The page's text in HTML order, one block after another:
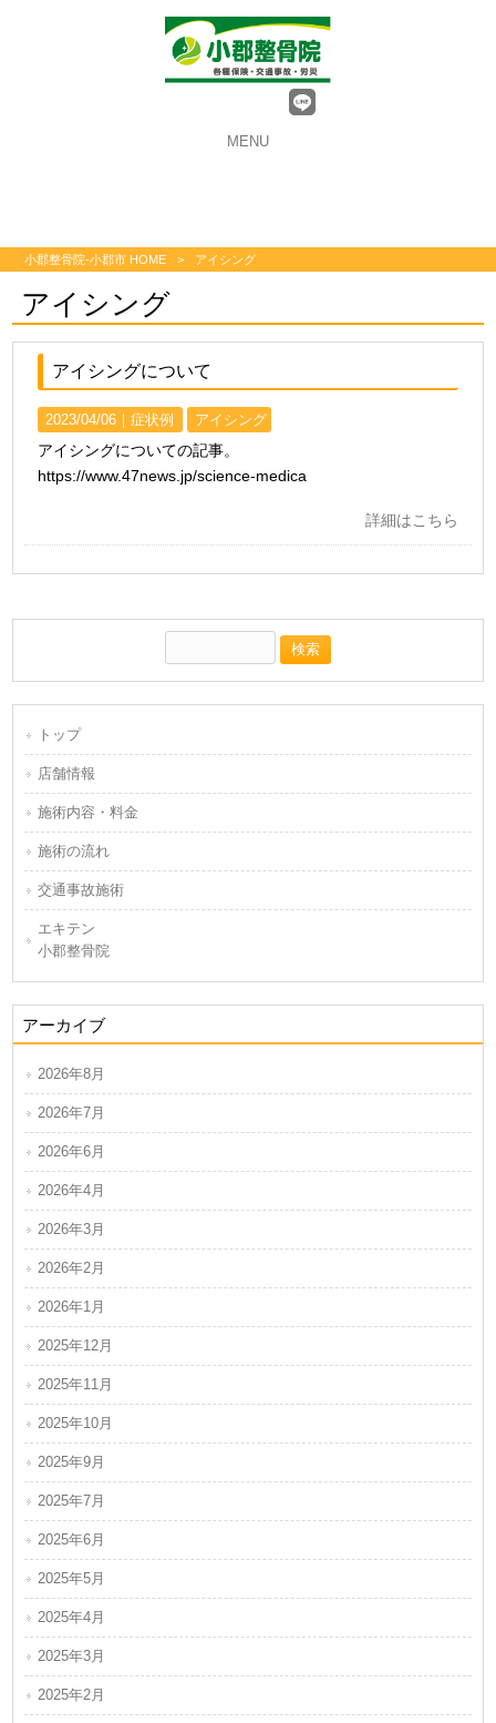
MENU
小郡整骨院-小郡市 HOME > アイシング
アイシング
アイシングについて
2023/04/06｜症状例 アイシング
アイシングについての記事。
https://www.47news.jp/science-medica
詳細はこちら
トップ
店舗情報
施術内容・料金
施術の流れ
交通事故施術
エキテン
小郡整骨院
アーカイブ
2026年8月
2026年7月
2026年6月
2026年4月
2026年3月
2026年2月
2026年1月
2025年12月
2025年11月
2025年10月
2025年9月
2025年7月
2025年6月
2025年5月
2025年4月
2025年3月
2025年2月